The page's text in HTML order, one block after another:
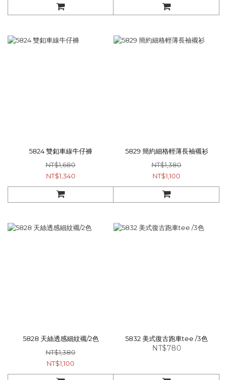
5824 雙釦車線牛仔褲
NT$1,680
NT$1,340
5829 簡約細格輕薄長袖襯衫
NT$1,380
NT$1,100
5828 天絲透感細紋襯/2色
NT$1,380
NT$1,100
5832 美式復古跑車tee /3色
NT$780